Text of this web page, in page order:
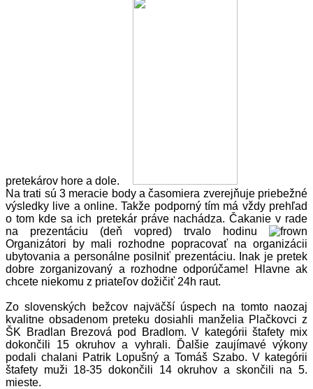
pretekárov hore a dole.
Na trati sú 3 meracie body a časomiera zverejňuje priebežné
výsledky live a online. Takže podporný tím má vždy prehľad
o tom kde sa ich pretekár práve nachádza. Čakanie v rade
na prezentáciu (deň vopred) trvalo hodinu
Organizátori by mali rozhodne popracovať na organizácii
ubytovania a personálne posilniť prezentáciu. Inak je pretek
dobre zorganizovaný a rozhodne odporúčame! Hlavne ak
chcete niekomu z priateľov dožičiť 24h raut.
Zo slovenských bežcov najväčší úspech na tomto naozaj
kvalitne obsadenom preteku dosiahli manželia Plačkovci z
ŠK Bradlan Brezová pod Bradlom. V kategórii štafety mix
dokončili 15 okruhov a vyhrali. Ďalšie zaujímavé výkony
podali chalani Patrik Lopušný a Tomáš Szabo. V kategórii
štafety muži 18-35 dokončili 14 okruhov a skončili na 5.
mieste.